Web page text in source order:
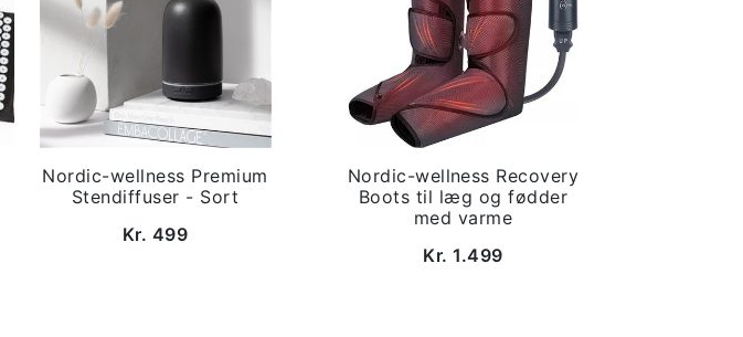
Nordic-wellness Premium
Stendiffuser - Sort
Kr. 499
Nordic-wellness Recovery
Boots til læg og fødder
med varme
Kr. 1.499